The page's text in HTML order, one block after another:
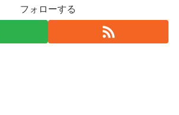
フォローする